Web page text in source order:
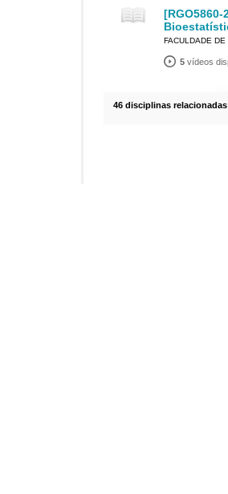
FACULDADE
5 vídeos
46 disciplinas